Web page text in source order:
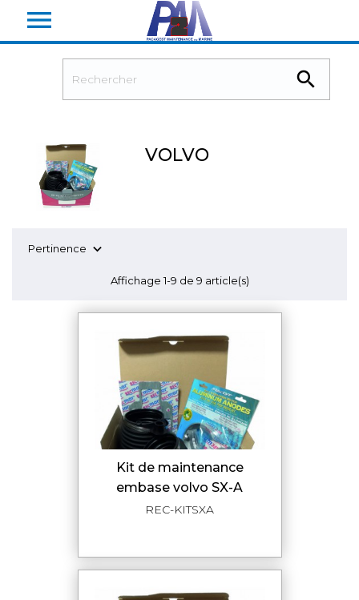


VOLVO
Pertinence 
Affichage 1-9 de 9 article(s)
kit de maintenance
embase volvo SX-A
REC-KITSXA